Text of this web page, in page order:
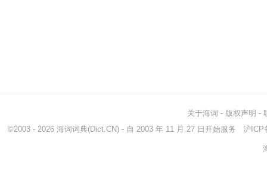
关于海词 - 版权声明 -
©2003 - 2026 海词词典(Dict.CN) - 自 2003 年 11 月 27 日开始服务 沪ICP